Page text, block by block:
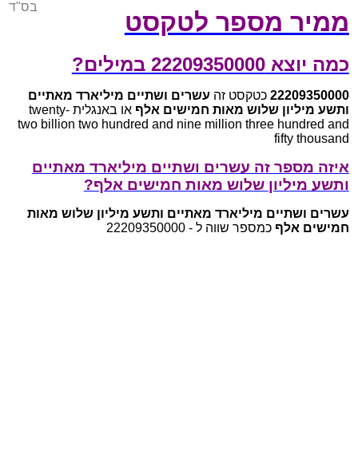
ממיר מספר לטקסט
בס"ד
כמה יוצא 22209350000 במילים?
22209350000 כטקסט זה עשרים ושתיים מיליארד מאתיים
ותשע מיליון שלוש מאות חמישים אלף
או באנגלית twenty-
two billion two hundred and nine million three hundred and
fifty thousand
איזה מספר זה עשרים ושתיים מיליארד מאתיים
ותשע מיליון שלוש מאות חמישים אלף?
עשרים ושתיים מיליארד מאתיים ותשע מיליון שלוש מאות
חמישים אלף כמספר שווה ל - 22209350000